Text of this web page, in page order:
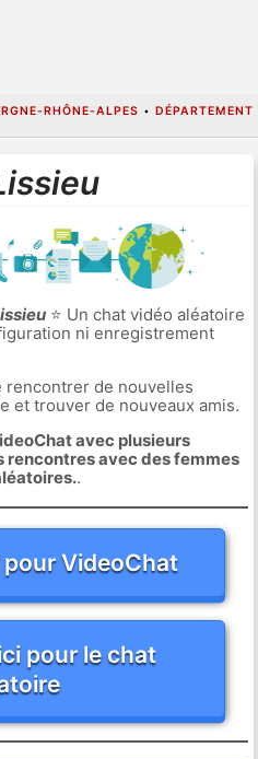
RHÔNE-ALPES • DÉPARTEMENT
⭐ Un chat vidéo aléatoire
ni enregistrement
de nouvelles
et trouver de nouveaux amis.
avec plusieurs
avec des femmes
.
VideoChat
pour le chat